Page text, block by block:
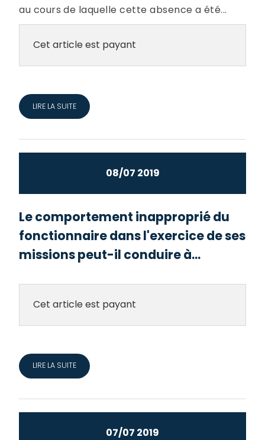
au cours de laquelle cette absence a été...
Cet article est payant
LIRE LA SUITE
08/07 2019
Le comportement inapproprié du
fonctionnaire dans l'exercice de ses
missions peut-il conduire à...
Cet article est payant
LIRE LA SUITE
07/07 2019